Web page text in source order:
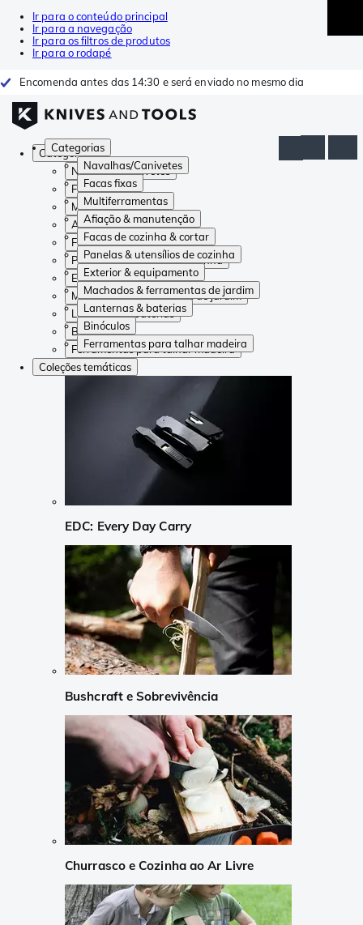
Ir para o conteúdo principal
Ir para a navegação
Ir para os filtros de produtos
Ir para o rodapé
Encomenda antes das 14:30 e será enviado no mesmo dia
Categorias
Navalhas/Canivetes
Facas fixas
Multiferramentas
Afiação & manutenção
Facas de cozinha & cortar
Panelas & utensílios de cozinha
Exterior & equipamento
Machados & ferramentas de jardim
Lanternas & baterias
Binóculos
Ferramentas para talhar madeira
Categorias
Navalhas/Canivetes
Facas fixas
Multiferramentas
Afiação & manutenção
Facas de cozinha & cortar
Panelas & utensílios de cozinha
Exterior & equipamento
Machados & ferramentas de jardim
Lanternas & baterias
Binóculos
Ferramentas para talhar madeira
Coleções temáticas
EDC: Every Day Carry
Bushcraft e Sobrevivência
Churrasco e Cozinha ao Ar Livre